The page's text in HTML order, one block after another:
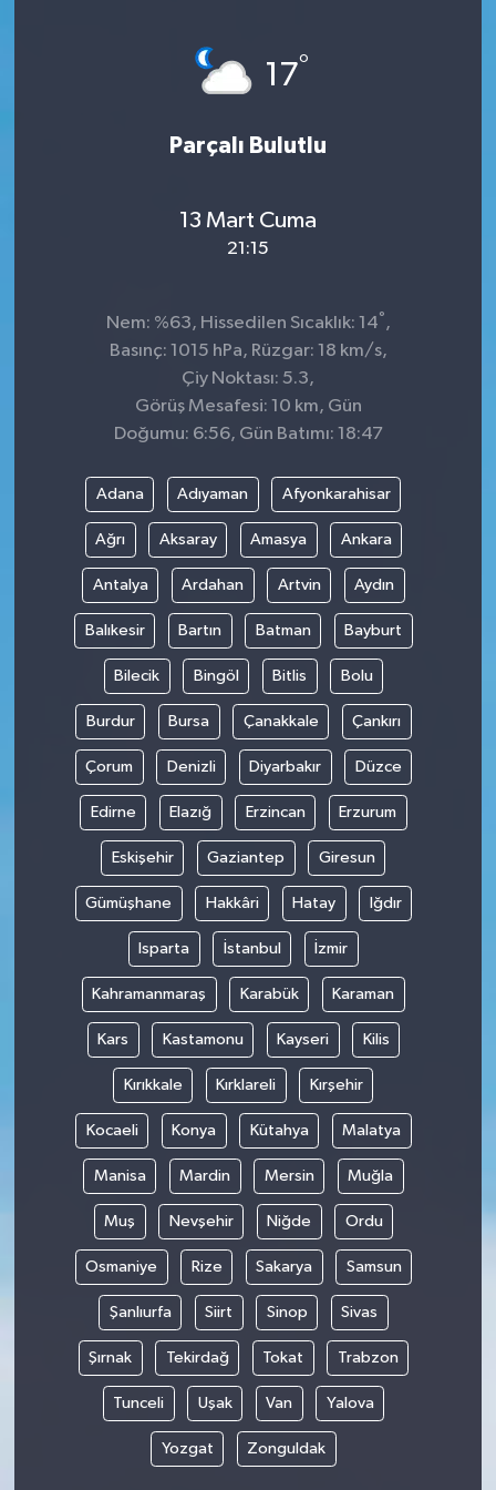
17°
Parçalı Bulutlu
13 Mart Cuma
21:15
Nem: %63, Hissedilen Sıcaklık: 14° ,
Basınç: 1015 hPa, Rüzgar: 18 km/s,
Çiy Noktası: 5.3,
Görüş Mesafesi: 10 km, Gün
Doğumu: 6:56, Gün Batımı: 18:47
Adana Adıyaman Afyonkarahisar
Ağrı Aksaray Amasya Ankara
Antalya Ardahan Artvin Aydın
Balıkesir Bartın Batman Bayburt
Bilecik Bingöl Bitlis Bolu
Burdur Bursa Çanakkale Çankırı
Çorum Denizli Diyarbakır Düzce
Edirne Elazığ Erzincan Erzurum
Eskişehir Gaziantep Giresun
Gümüşhane Hakkâri Hatay Iğdır
Isparta İstanbul İzmir
Kahramanmaraş Karabük Karaman
Kars Kastamonu Kayseri Kilis
Kırıkkale Kırklareli Kırşehir
Kocaeli Konya Kütahya Malatya
Manisa Mardin Mersin Muğla
Muş Nevşehir Niğde Ordu
Osmaniye Rize Sakarya Samsun
Şanlıurfa Siirt Sinop Sivas
Şırnak Tekirdağ Tokat Trabzon
Tunceli Uşak Van Yalova
Yozgat Zonguldak
SİVİL TOPLUM
SOSYAL YAŞAM
ULUSAL HABERLER